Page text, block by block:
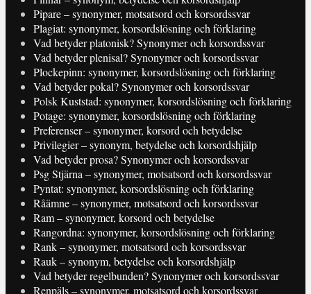
Pipare – synonymer, motsatsord och korsordssvar
Plagiat: synonymer, korsordslösning och förklaring
Vad betyder platonisk? Synonymer och korsordssvar
Vad betyder plenisal? Synonymer och korsordssvar
Plockepinn: synonymer, korsordslösning och förklaring
Vad betyder pokal? Synonymer och korsordssvar
Polsk Kuststad: synonymer, korsordslösning och förklaring
Potage: synonymer, korsordslösning och förklaring
Preferenser – synonymer, korsord och betydelse
Privilegier – synonym, betydelse och korsordshjälp
Vad betyder prosa? Synonymer och korsordssvar
Psg Stjärna – synonymer, motsatsord och korsordssvar
Pyntat: synonymer, korsordslösning och förklaring
Råämne – synonymer, motsatsord och korsordssvar
Ram – synonymer, korsord och betydelse
Rangordna: synonymer, korsordslösning och förklaring
Rank – synonymer, motsatsord och korsordssvar
Rauk – synonym, betydelse och korsordshjälp
Vad betyder regelbunden? Synonymer och korsordssvar
Renpäls – synonymer, motsatsord och korsordssvar